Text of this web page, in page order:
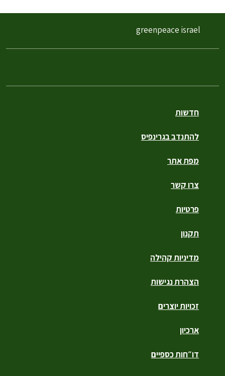
חדשות
להתנדב בגרינפיס
מפת אתר
צרו קשר
פרטיות
תקנון
מדיניות קהילה
הצהרת נגישות
זכויות יוצרים
ארכיון
דו״חות כספיים